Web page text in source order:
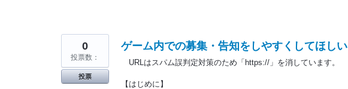
ゲーム内での募集・告知をしやすくしてほしい
URLはスパム誤判定対策のため「https://」を消しています。
【はじめに】
0
投票数：
投票